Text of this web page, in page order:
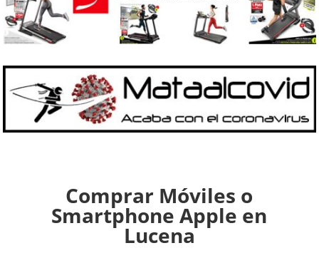
Comprar Móviles o
Smartphone Apple en
Lucena